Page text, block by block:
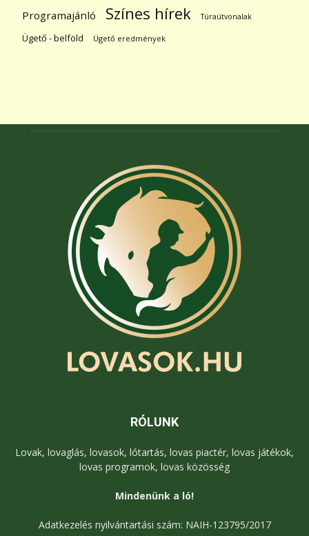
Programajánló Színes hírek Túraútvonalak
Ügető - belföld Ügető eredmények
RÓLUNK
Lovak, lovaglás, lovasok, lótartás, lovas piactér, lovas játékok,
lovas programok, lovas közösség
Mindenünk a ló!
Adatkezelés nyilvántartási szám: NAIH-123795/2017